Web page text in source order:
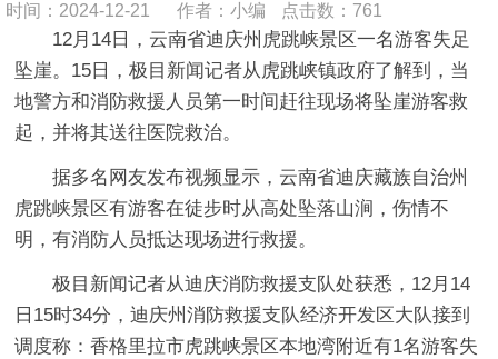
时间：2024-12-21 作者：小编 点击数： 761
12月14日，云南省迪庆州虎跳峡景区一名游客失足
坠崖。15日，极目新闻记者从虎跳峡镇政府了解到，当
地警方和消防救援人员第一时间赶往现场将坠崖游客救
起，并将其送往医院救治。
据多名网友发布视频显示，云南省迪庆藏族自治州
虎跳峡景区有游客在徒步时从高处坠落山涧，伤情不
明，有消防人员抵达现场进行救援。
极目新闻记者从迪庆消防救援支队处获悉，12月14
日15时34分，迪庆州消防救援支队经济开发区大队接到
调度称：香格里拉市虎跳峡景区本地湾附近有1名游客失